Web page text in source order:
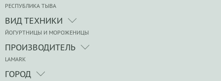
РЕСПУБЛИКА ТЫВА
ВИД ТЕХНИКИ
ЙОГУРТНИЦЫ И МОРОЖЕНИЦЫ
ПРОИЗВОДИТЕЛЬ
LAMARK
ГОРОД